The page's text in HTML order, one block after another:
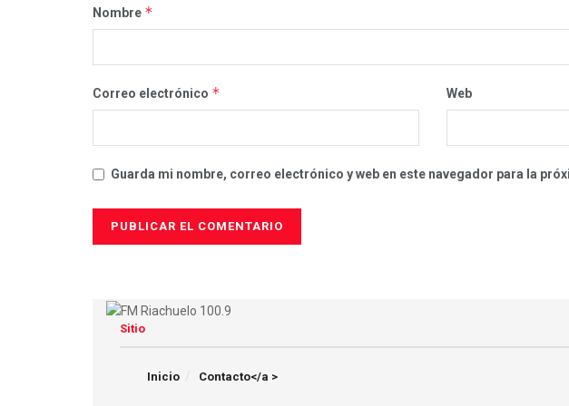
Nombre *
Correo electrónico * Web
Guarda mi nombre, correo electrónico y web en este navegador para la
Sitio
Inicio Contacto</a >